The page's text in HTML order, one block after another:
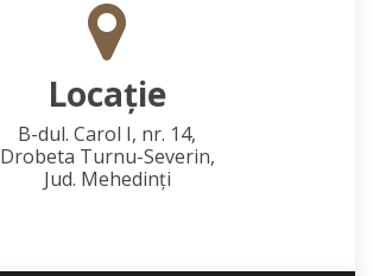
Locaţie
B-dul. Carol I, nr. 14,
Drobeta Turnu-Severin,
Jud. Mehedinţi